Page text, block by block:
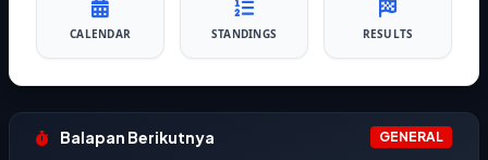
CALENDAR STANDINGS RESULTS
Balapan Berikutnya GENERAL